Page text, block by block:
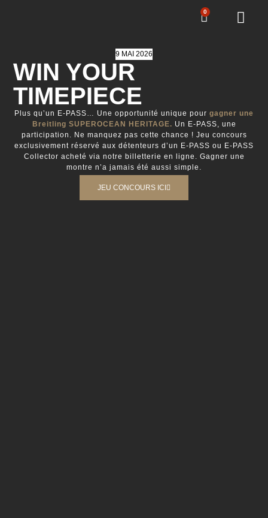
0
9 MAI 2026
WIN YOUR
TIMEPIECE
Plus qu’un E-PASS… Une opportunité unique pour gagner une
Breitling SUPEROCEAN HERITAGE. Un E-PASS, une
participation. Ne manquez pas cette chance ! Jeu concours
exclusivement réservé aux détenteurs d’un E-PASS ou E-PASS
Collector acheté via notre billetterie en ligne. Gagner une
montre n’a jamais été aussi simple.
JEU CONCOURS ICI